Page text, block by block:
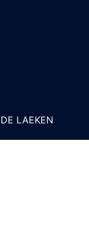
LAEKEN